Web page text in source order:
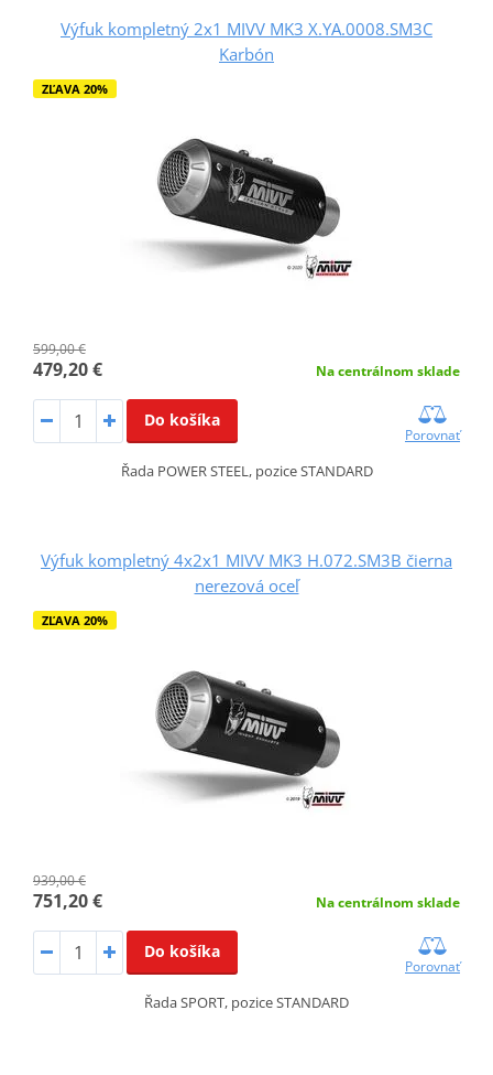
Výfuk kompletný 2x1 MIVV MK3 X.YA.0008.SM3C
Karbón
ZĽAVA 20%
599,00 €
479,20 € Na centrálnom sklade
Do košíka
Porovnať
Řada POWER STEEL, pozice STANDARD
Výfuk kompletný 4x2x1 MIVV MK3 H.072.SM3B čierna
nerezová oceľ
ZĽAVA 20%
939,00 €
751,20 € Na centrálnom sklade
Do košíka
Porovnať
Řada SPORT, pozice STANDARD